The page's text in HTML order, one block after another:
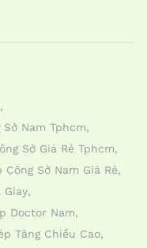
Sở Nam Tphcm
Sở Giá Rẻ Tphcm
Công Sở Nam Giá Rẻ
Giay
Doctor Nam
Tăng Chiều Cao